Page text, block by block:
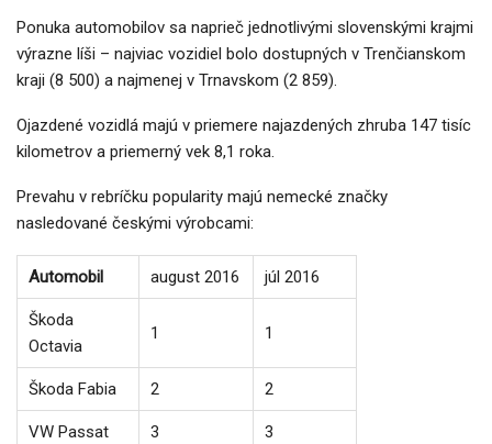
Ponuka automobilov sa naprieč jednotlivými slovenskými krajmi
výrazne líši – najviac vozidiel bolo dostupných v Trenčianskom
kraji (8 500) a najmenej v Trnavskom (2 859).
Ojazdené vozidlá majú v priemere najazdených zhruba 147 tisíc
kilometrov a priemerný vek 8,1 roka.
Prevahu v rebríčku popularity majú nemecké značky
nasledované českými výrobcami:
Automobil august 2016 júl 2016
Škoda
Octavia
1 1
Škoda Fabia 2 2
VW Passat 3 3